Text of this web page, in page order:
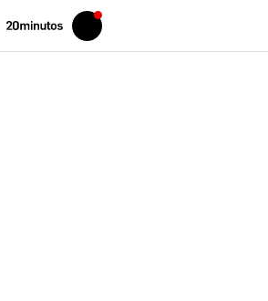
Volver
Iniciar
sesión